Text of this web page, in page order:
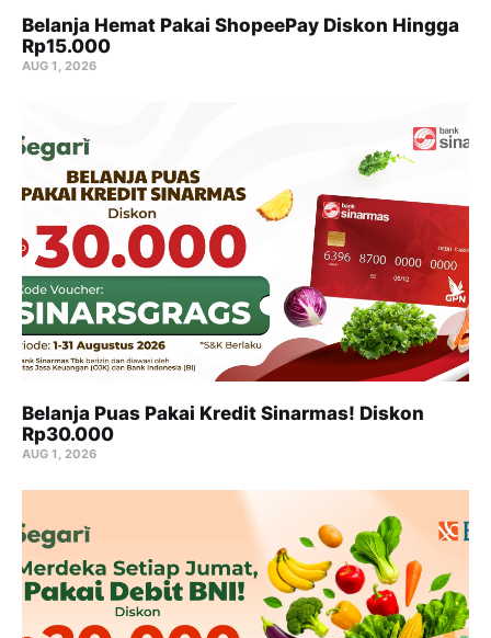
Belanja Hemat Pakai ShopeePay Diskon Hingga
Rp15.000
AUG 1, 2026
Belanja Puas Pakai Kredit Sinarmas! Diskon
Rp30.000
AUG 1, 2026